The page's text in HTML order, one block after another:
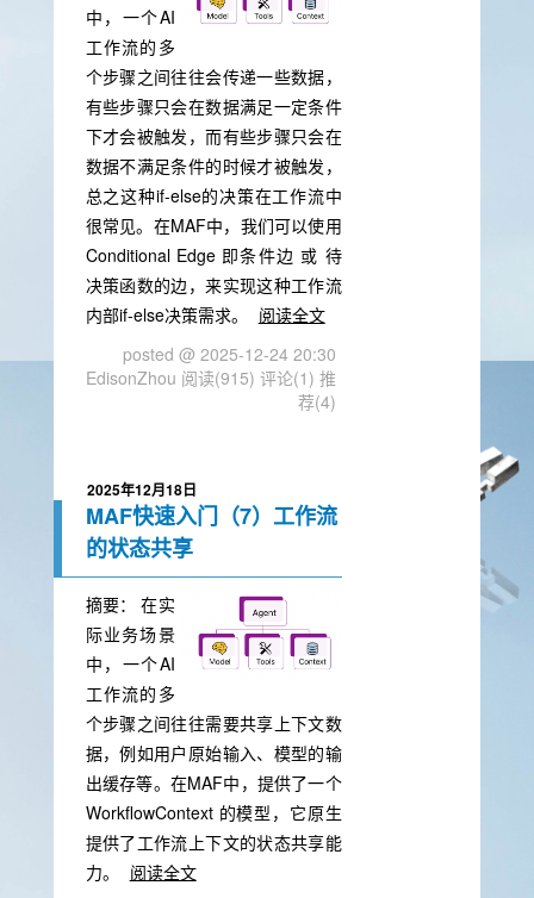
中，一个AI
工作流的多
个步骤之间往往会传递一些数据，
有些步骤只会在数据满足一定条件
下才会被触发，而有些步骤只会在
数据不满足条件的时候才被触发，
总之这种if-else的决策在工作流中
很常见。在MAF中，我们可以使用
Conditional Edge 即条件边 或 待
决策函数的边，来实现这种工作流
内部if-else决策需求。
阅读全文
posted @ 2025-12-24 20:30
EdisonZhou 阅读(915) 评论(1) 推
荐(4)
2025年12月18日
MAF快速入门（7）工作流
的状态共享
摘要：在实
际业务场景
中，一个AI
工作流的多
个步骤之间往往需要共享上下文数
据，例如用户原始输入、模型的输
出缓存等。在MAF中，提供了一个
WorkflowContext 的模型，它原生
提供了工作流上下文的状态共享能
力。
阅读全文